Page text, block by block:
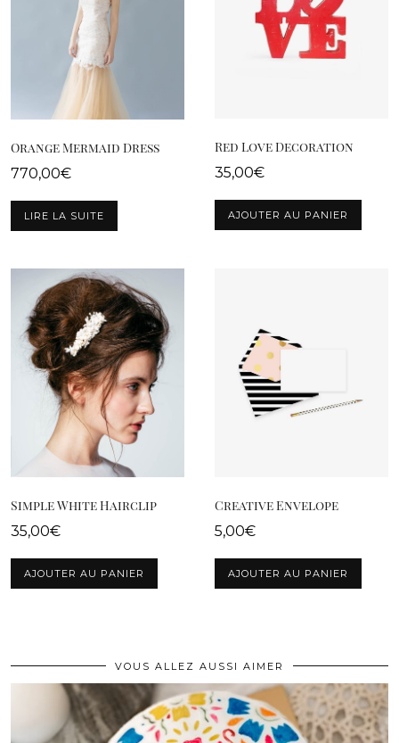
Orange Mermaid Dress
770,00€
LIRE LA SUITE
Red Love Decoration
35,00€
AJOUTER AU PANIER
Simple White Hairclip
35,00€
AJOUTER AU PANIER
Creative Envelope
5,00€
AJOUTER AU PANIER
VOUS ALLEZ AUSSI AIMER